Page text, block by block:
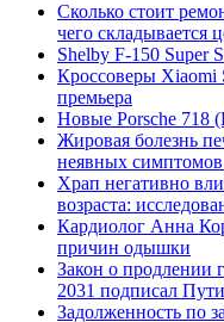
Сколько стоит
чего складывается
Shelby F-150 Super
Кроссоверы Xiaomi
премьера
Новые Porsche 718
Жировая болезнь
неявных
Храп негативно
возраста:
Кардиолог Анна
причин одышки
Закон о продлении
2031 подписал
Задолженность по